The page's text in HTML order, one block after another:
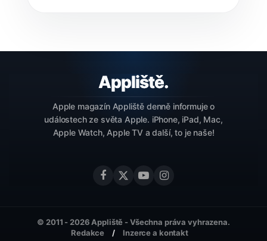
Apple magazín Appliště denně informuje o
událostech ze světa Apple. iPhone, iPad, Mac,
Apple Watch, Apple TV a další, to je naše!
Redakce Inzerce a kontakt
© 2011 - 2026 Appliště - Všechna práva vyhrazena.